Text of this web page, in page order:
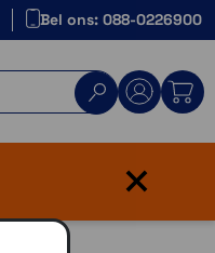
Bel ons: 088-0226900
×